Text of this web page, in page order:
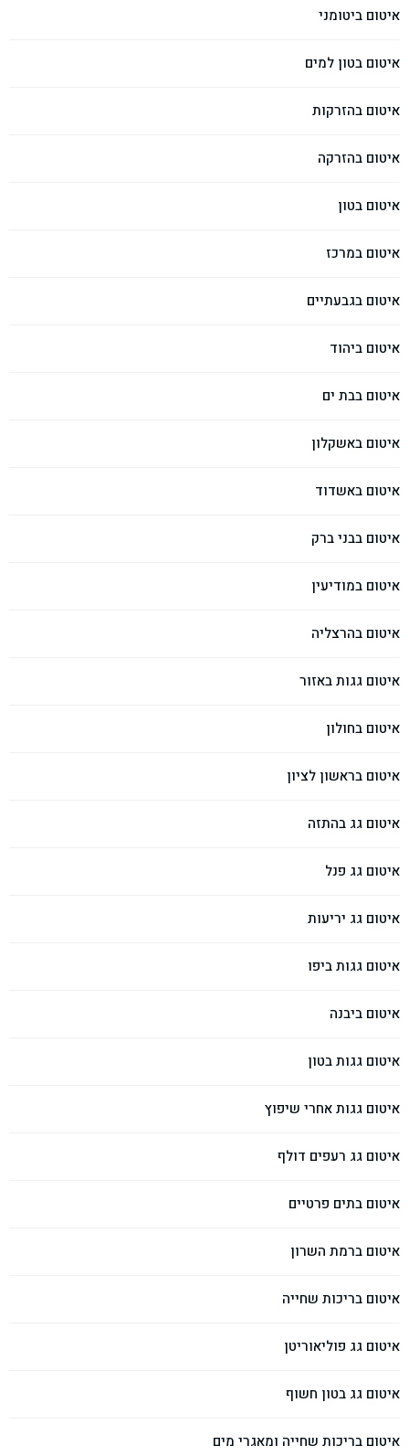
איטום ביטומני
איטום בטון למים
איטום בהזרקות
איטום בהזרקה
איטום בטון
איטום במרכז
איטום בגבעתיים
איטום ביהוד
איטום בבת ים
איטום באשקלון
איטום באשדוד
איטום בבני ברק
איטום במודיעין
איטום בהרצליה
איטום גגות באזור
איטום בחולון
איטום בראשון לציון
איטום גג בהתזה
איטום גג פנל
איטום גג יריעות
איטום גגות ביפו
איטום ביבנה
איטום גגות בטון
איטום גגות אחרי שיפוץ
איטום גג רעפים דולף
איטום בתים פרטיים
איטום ברמת השרון
איטום בריכות שחייה
איטום גג פוליאוריטן
איטום גג בטון חשוף
איטום בריכות שחייה ומאגרי מים